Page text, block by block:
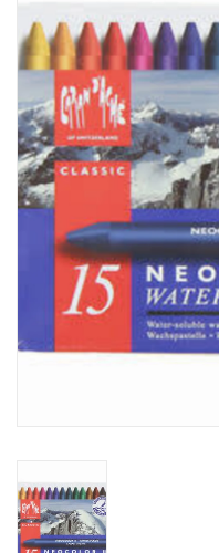
OUTILS
Blog